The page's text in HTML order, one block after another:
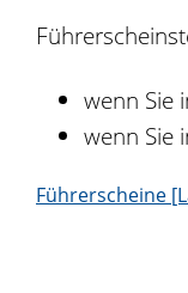
wenn Sie
wenn Sie
Führerscheine